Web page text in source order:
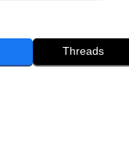
Threads